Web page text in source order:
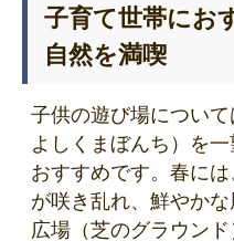
子育て世帯にお
自然を満喫
子供の遊び場につい
よしくまぼんち）を
おすすめです。春に
が咲き乱れ、鮮やか
広場（芝のグラウン